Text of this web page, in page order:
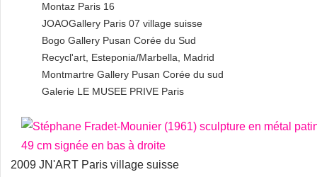
Montaz Paris 16
JOAOGallery Paris 07 village suisse
Bogo Gallery Pusan Corée du Sud
Recycl'art, Esteponia/Marbella, Madrid
Montmartre Gallery Pusan Corée du sud
Galerie LE MUSEE PRIVE Paris
2009 JN'ART Paris village suisse